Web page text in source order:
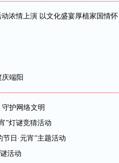
浓情上演 以文化盛宴厚植家国情怀
端阳
护网络文明
”灯谜竞猜活动
日·元宵”主题活动
活动